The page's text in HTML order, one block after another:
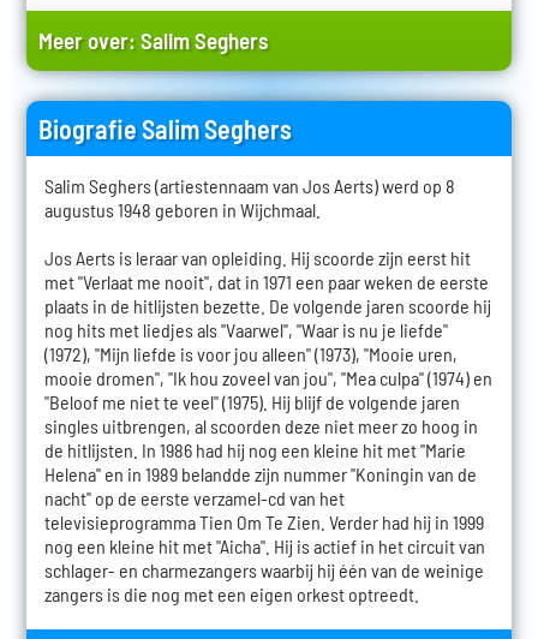
Meer over:Salim Seghers
Biografie Salim Seghers
Salim Seghers (artiestennaam van Jos Aerts) werd op 8
augustus 1948 geboren in Wijchmaal.
Jos Aerts is leraar van opleiding. Hij scoorde zijn eerst hit
met "Verlaat me nooit", dat in 1971 een paar weken de eerste
plaats in de hitlijsten bezette. De volgende jaren scoorde hij
nog hits met liedjes als "Vaarwel", "Waar is nu je liefde"
(1972), "Mijn liefde is voor jou alleen" (1973), "Mooie uren,
mooie dromen", "Ik hou zoveel van jou", "Mea culpa" (1974) en
"Beloof me niet te veel" (1975). Hij blijf de volgende jaren
singles uitbrengen, al scoorden deze niet meer zo hoog in
de hitlijsten. In 1986 had hij nog een kleine hit met "Marie
Helena" en in 1989 belandde zijn nummer "Koningin van de
nacht" op de eerste verzamel-cd van het
televisieprogramma Tien Om Te Zien. Verder had hij in 1999
nog een kleine hit met "Aicha". Hij is actief in het circuit van
schlager- en charmezangers waarbij hij één van de weinige
zangers is die nog met een eigen orkest optreedt.